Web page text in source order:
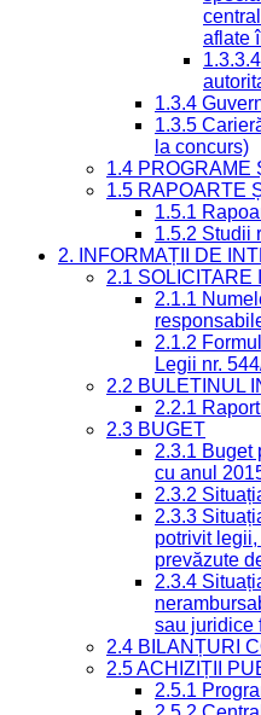
aflate
1.3.4
1.3.5
la concurs)
1.4 PROGRAME
1.5 RAPOARTE
1.5.1
1.5.2 Studii
2. INFORMAȚII DE
2.1 SOLICITARE
2.1.1
2.1.2
Legii nr.
2.2 BULETINUL
2.2.1
2.3 BUGET
2.3.1 Buget
cu anul
2.3.2
2.3.3
potrivit
prevăzute
2.3.4
sau juridice
2.4 BILANȚURI
2.5 ACHIZIȚII
2.5.1